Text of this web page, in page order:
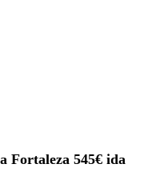
Fortaleza 545€ ida